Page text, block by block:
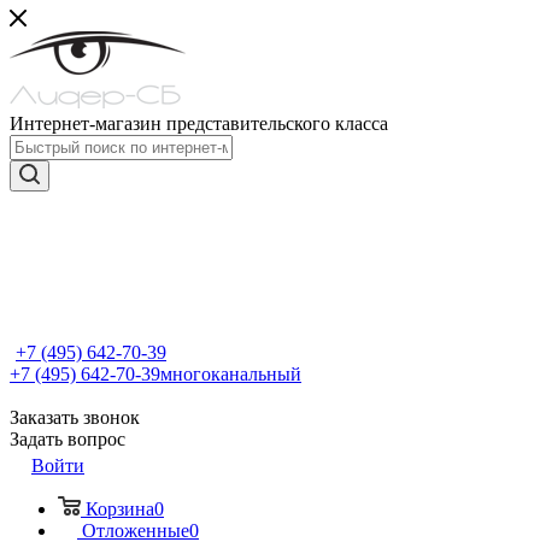
Интернет-магазин представительского класса
+7 (495) 642-70-39
+7 (495) 642-70-39многоканальный
Заказать звонок
Задать вопрос
Войти
Корзина0
Отложенные0